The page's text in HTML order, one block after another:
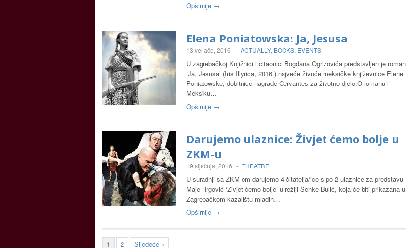
Opširnije →
Elena Poniatowska: Ja, Jesusa
13 veljače, 2016 - ACTUALLY, BOOKS, EVENTS
U zagrebačkoj Knjižnici i čitaonici Bogdana Ogrizovića predstavljen je roman
‘Ja, Jesusa’ (Iris Illyrica, 2016.) najveće živuće meksičke književnice Elene
Poniatowske, dobitnice nagrade Cervantes za životno djelo.O romanu i
Meksiku…
Opširnije →
Darujemo ulaznice: Živjet ćemo bolje u
ZKM-u
19 siječnja, 2016 - THEATRE
U suradnji sa ZKM-om darujemo 4 čitatelja/ice s po 2 ulaznice za predstavu
Maje Hrgović ‘Živjet ćemo bolje’ u režiji Senke Bulić, koja će biti prikazana u
Zagrebačkom kazalištu mladih…
Opširnije →
1 2 Sljedeće »